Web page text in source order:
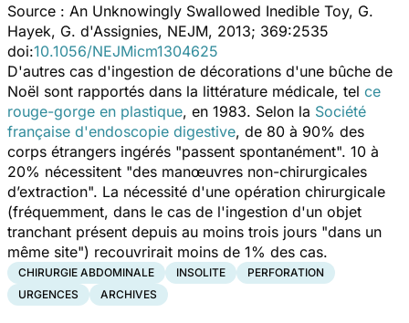
Source : An Unknowingly Swallowed Inedible Toy, G.
Hayek, G. d'Assignies, NEJM, 2013; 369:2535
doi:10.1056/NEJMicm1304625
D'autres cas d'ingestion de décorations d'une bûche de
Noël sont rapportés dans la littérature médicale, tel ce
rouge-gorge en plastique, en 1983. Selon la Société
française d'endoscopie digestive, de 80 à 90% des
corps étrangers ingérés "passent spontanément". 10 à
20% nécessitent "des manœuvres non-chirurgicales
d’extraction". La nécessité d'une opération chirurgicale
(fréquemment, dans le cas de l'ingestion d'un objet
tranchant présent depuis au moins trois jours "dans un
même site") recouvrirait moins de 1% des cas.
CHIRURGIE ABDOMINALE INSOLITE
PERFORATION
URGENCES
ARCHIVES